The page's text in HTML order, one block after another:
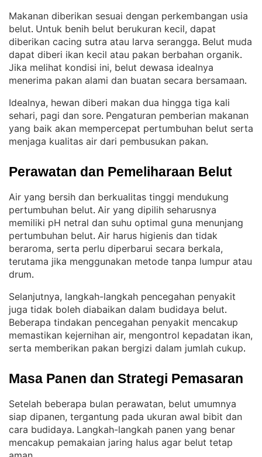
Makanan diberikan sesuai dengan perkembangan usia
belut. Untuk benih belut berukuran kecil, dapat
diberikan cacing sutra atau larva serangga. Belut muda
dapat diberi ikan kecil atau pakan berbahan organik
Jika melihat kondisi ini, belut dewasa idealnya
menerima pakan alami dan buatan secara bersamaan.
Idealnya, hewan diberi makan dua hingga tiga kali
sehari, pagi dan sore. Pengaturan pemberian makanan
yang baik akan mempercepat pertumbuhan belut serta
menjaga kualitas air dari pembusukan pakan.
Perawatan dan Pemeliharaan Belut
Air yang bersih dan berkualitas tinggi mendukung
pertumbuhan belut. Air yang dipilih seharusnya
memiliki pH netral dan suhu optimal guna menunjang
pertumbuhan belut. Air harus higienis dan tidak
beraroma, serta perlu diperbarui secara berkala,
terutama jika menggunakan metode tanpa lumpur atau
drum.
Selanjutnya, langkah-langkah pencegahan penyakit
juga tidak boleh diabaikan dalam budidaya belut
Beberapa tindakan pencegahan penyakit mencakup
memastikan kejernihan air, mengontrol kepadatan ikan,
serta memberikan pakan bergizi dalam jumlah cukup.
Masa Panen dan Strategi Pemasaran
Setelah beberapa bulan perawatan, belut umumnya
siap dipanen, tergantung pada ukuran awal bibit dan
cara budidaya. Langkah-langkah panen yang benar
mencakup pemakaian jaring halus agar belut tetap